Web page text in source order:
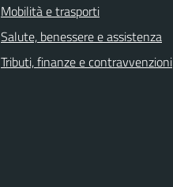
Mobilità e trasporti
Salute, benessere e assistenza
Tributi, finanze e contravvenzioni